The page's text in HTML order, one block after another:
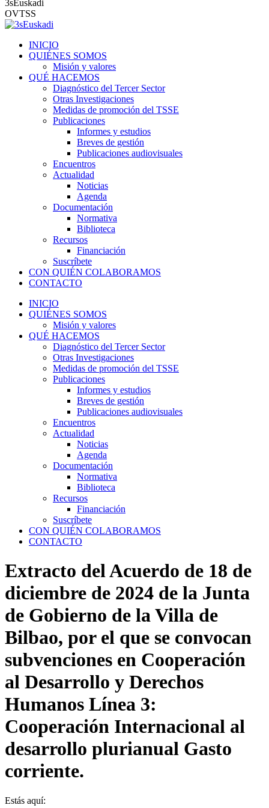
3sEuskadi
OVTSS
INICIO
QUIÉNES SOMOS
Misión y valores
QUÉ HACEMOS
Diagnóstico del Tercer Sector
Otras Investigaciones
Medidas de promoción del TSSE
Publicaciones
Informes y estudios
Breves de gestión
Publicaciones audiovisuales
Encuentros
Actualidad
Noticias
Agenda
Documentación
Normativa
Biblioteca
Recursos
Financiación
Suscríbete
CON QUIÉN COLABORAMOS
CONTACTO
INICIO
QUIÉNES SOMOS
Misión y valores
QUÉ HACEMOS
Diagnóstico del Tercer Sector
Otras Investigaciones
Medidas de promoción del TSSE
Publicaciones
Informes y estudios
Breves de gestión
Publicaciones audiovisuales
Encuentros
Actualidad
Noticias
Agenda
Documentación
Normativa
Biblioteca
Recursos
Financiación
Suscríbete
CON QUIÉN COLABORAMOS
CONTACTO
Extracto del Acuerdo de 18 de
diciembre de 2024 de la Junta
de Gobierno de la Villa de
Bilbao, por el que se convocan
subvenciones en Cooperación
al Desarrollo y Derechos
Humanos Línea 3:
Cooperación Internacional al
desarrollo plurianual Gasto
corriente.
Estás aquí: